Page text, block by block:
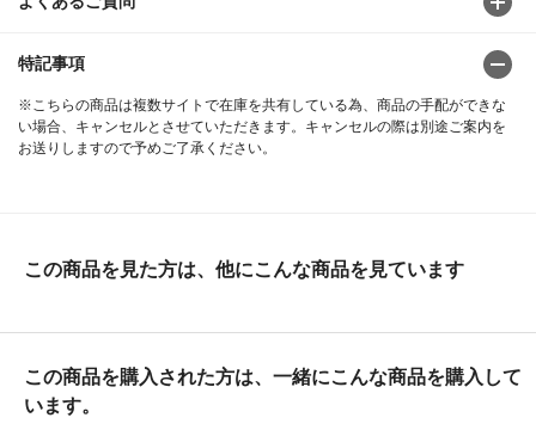
特記事項
※こちらの商品は複数サイトで在庫を共有している為、商品の手配ができな
い場合、キャンセルとさせていただきます。キャンセルの際は別途ご案内を
お送りしますので予めご了承ください。
この商品を見た方は、他にこんな商品を見ています
この商品を購入された方は、一緒にこんな商品を購入して
います。